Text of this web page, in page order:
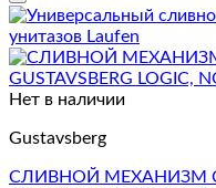
Нет в наличии
Gustavsberg
СЛИВНОЙ МЕХАНИЗМ